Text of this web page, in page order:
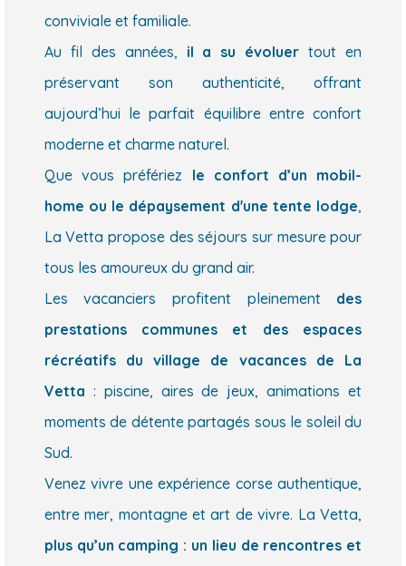
conviviale et familiale.
Au fil des années, il a su évoluer tout en
préservant son authenticité, offrant
aujourd’hui le parfait équilibre entre confort
moderne et charme naturel.
Que vous préfériez le confort d’un mobil-
home ou le dépaysement d'une tente lodge,
La Vetta propose des séjours sur mesure pour
tous les amoureux du grand air.
Les vacanciers profitent pleinement des
prestations communes et des espaces
récréatifs du village de vacances de La
Vetta : piscine, aires de jeux, animations et
moments de détente partagés sous le soleil du
Sud.
Venez vivre une expérience corse authentique,
entre mer, montagne et art de vivre. La Vetta,
plus qu’un camping : un lieu de rencontres et